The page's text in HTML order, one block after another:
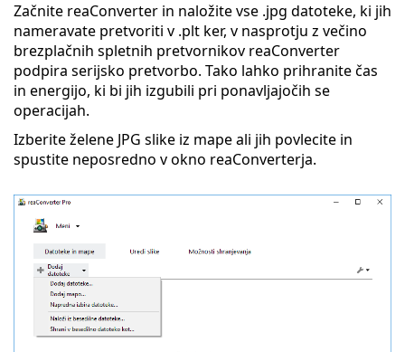
Začnite reaConverter in naložite vse .jpg datoteke, ki jih
nameravate pretvoriti v .plt ker, v nasprotju z večino
brezplačnih spletnih pretvornikov reaConverter
podpira serijsko pretvorbo. Tako lahko prihranite čas
in energijo, ki bi jih izgubili pri ponavljajočih se
operacijah.
Izberite želene JPG slike iz mape ali jih povlecite in
spustite neposredno v okno reaConverterja.